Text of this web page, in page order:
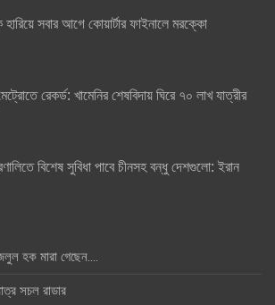
হারিয়ে সবার আগে কোয়ার্টার ফাইনালে মরক্কো
রেকর্ড: খামেনির শেষবিদায় ঘিরে ৭০ লাখ যাত্রীর
বিশেষ সুবিধা পাবে চীনসহ বন্ধু দেশগুলো: ইরান
হক মারা গেছেন….
সচল রাডার